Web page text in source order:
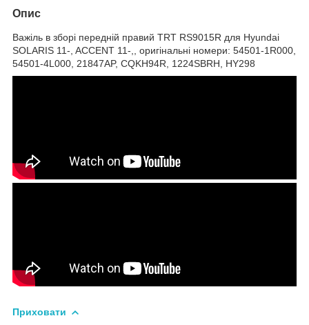
Опис
Важіль в зборі передній правий TRT RS9015R для Hyundai
SOLARIS 11-, ACCENT 11-,, оригінальні номери: 54501-1R000,
54501-4L000, 21847AP, CQKH94R, 1224SBRH, HY298
Приховати